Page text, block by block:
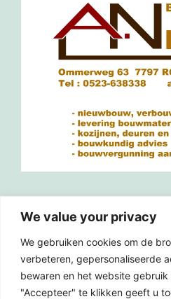
We value your privacy
We gebruiken cookies om de
verbeteren, gepersonaliseerde
bewaren en het website gebruik
"Accepteer" te klikken geeft u
Verslag inloopbijeenkomst
Gesprek
Inloopavond